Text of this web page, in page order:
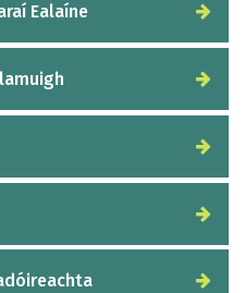
Ealaíne